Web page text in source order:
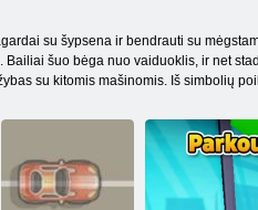
su šypsena ir bendrauti su
šuo bėga nuo vaiduoklis, ir net
su kitomis mašinomis. Iš simbolių